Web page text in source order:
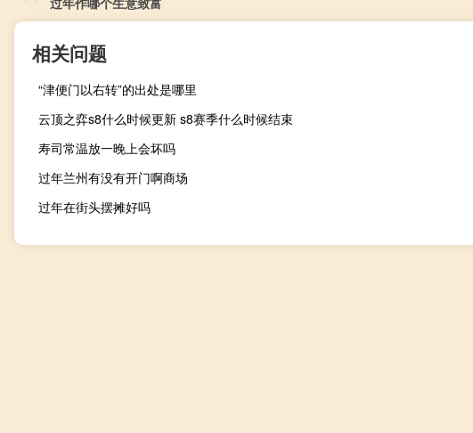
相关问题
“津便门以右转”的出处是哪里
云顶之弈s8什么时候更新 s8赛季什么时候结束
寿司常温放一晚上会坏吗
过年兰州有没有开门啊商场
过年在街头摆摊好吗